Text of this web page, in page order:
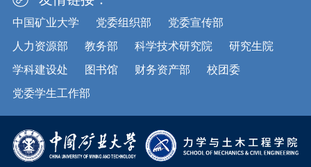
中国矿业大学 党委组织部
党委宣传部
人力资源部
教务部 科学技术研究院
研究生院
学科建设处
图书馆 财务资产部
校团委
党委学生工作部